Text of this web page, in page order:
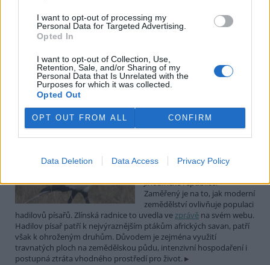
I want to opt-out of processing my
Personal Data for Targeted Advertising.
Opted In
I want to opt-out of Collection, Use,
Retention, Sale, and/or Sharing of my
Personal Data that Is Unrelated with the
Purposes for which it was collected.
Opted Out
OPT OUT FROM ALL CONFIRM
Data Deletion Data Access Privacy Policy
středisko zvané Dřevák v
areálu střelnice na Hůrkách.
konání akcí. Za necelý rok ji nahradila minimalistická
nízkoenergetická stavba s kapacitou až 100 lidí. ČTK to řekl
předseda myslivecké rady Okresního mysliveckého spolku
František Dittrich.
Zlínská zoo má v Africe výzkumný projekt zaměřený na
ochranu hadilovů písařů
Zlínská zoologická zahrada má
Jihoafrické republice.
Zaměřený je na to, jak moderní
zemědělství ovlivňuje populaci
hadilovů písařů. Zlínská radnice to uvedla vezprávě na svém webu.
Hadilov písař patří k nejvýraznějším ptákům afrických savan, patří
však k ohroženým druhům. Důvodem je zejména využití
travnatých ploch na zemědělskou půdu, intenzivní hospodaření i
postupná ztráta vhodného prostředí pro život.